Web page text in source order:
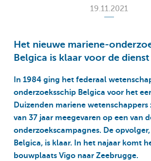
19.11.2021
Het nieuwe mariene-
Belgica is klaar voor de dienst
In 1984 ging het federaal
onderzoeksschip Belgica voor het
Duizenden mariene
van 37 jaar meegevaren op een van
onderzoekscampagnes. De
Belgica, is klaar. In het najaar komt
bouwplaats Vigo naar Zeebrugge.